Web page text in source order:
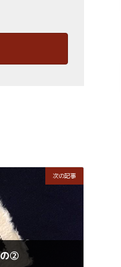
次の記事
の②